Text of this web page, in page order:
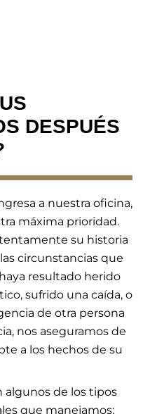
DESPUÉS
a nuestra oficina,
máxima prioridad.
su historia
circunstancias que
resultado herido
sufrido una caída, o
de otra persona
nos aseguramos de
a los hechos de su
algunos de los tipos
que manejamos: